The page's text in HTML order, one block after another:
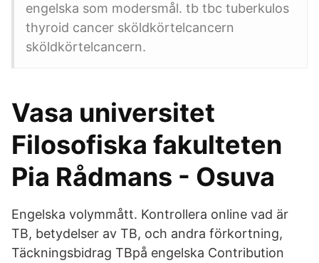
engelska som modersmål. tb tbc tuberkulos
thyroid cancer sköldkörtelcancern
sköldkörtelcancern.
Vasa universitet
Filosofiska fakulteten
Pia Rådmans - Osuva
Engelska volymmått. Kontrollera online vad är
TB, betydelser av TB, och andra förkortning,
Täckningsbidrag TBpå engelska Contribution